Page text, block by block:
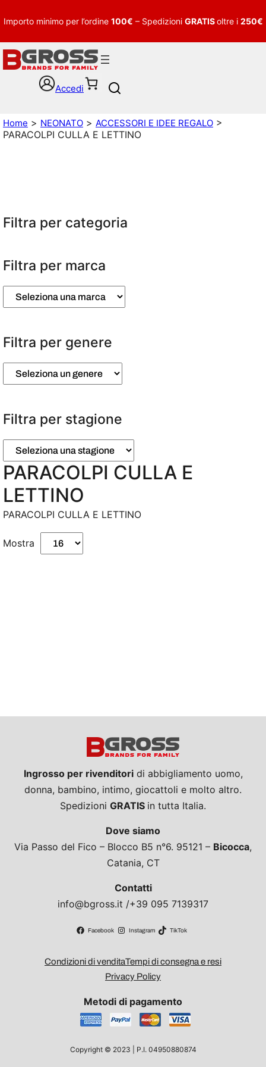
Importo minimo per l’ordine 100€ – Spedizioni GRATISoltre i 250€
Accedi
a
r
Home > NEONATO > ACCESSORI E IDEE REGALO >
PARACOLPI CULLA E LETTINO
Filtra per categoria
Filtra per marca
Filtra per genere
Filtra per stagione
PARACOLPI CULLA E
LETTINO
PARACOLPI CULLA E LETTINO
Mostra
Ingrosso per rivenditoridi abbigliamento uomo,
donna, bambino, intimo, giocattoli e molto altro.
Spedizioni GRATIS in tutta Italia.
Dove siamo
Via Passo del Fico – Blocco B5 n°6. 95121 – Bicocca,
Catania, CT
Contatti
info@bgross.it /+39 095 7139317
Facebook Instagram TikTok
Condizioni di venditaTempi di consegna e resi
Privacy Policy
Metodi di pagamento
Copyright © 2023 | P.I. 04950880874